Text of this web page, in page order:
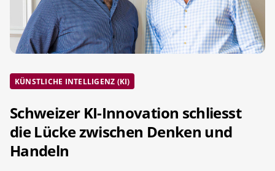
KÜNSTLICHE INTELLIGENZ (KI)
Schweizer KI-Innovation schliesst
die Lücke zwischen Denken und
Handeln